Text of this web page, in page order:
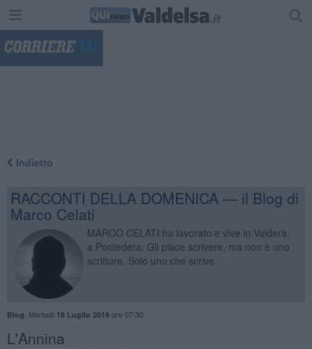
Indietro
RACCONTI DELLA DOMENICA — il Blog di
Marco Celati
MARCO CELATI ha lavorato e vive in Valdera,
a Pontedera. Gli piace scrivere, ma non è uno
scrittore. Solo uno che scrive.
Blog Martedì 16 Luglio 2019ore 07:30
L'Annina